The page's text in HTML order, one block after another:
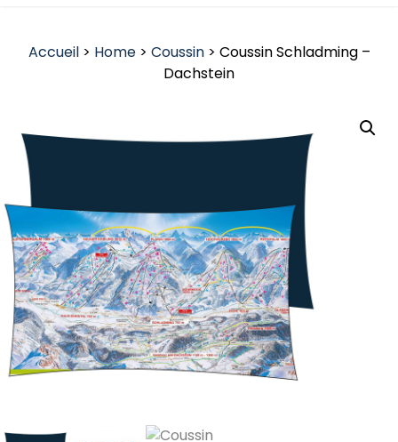
Accueil> Home> Coussin> Coussin Schladming –
Dachstein